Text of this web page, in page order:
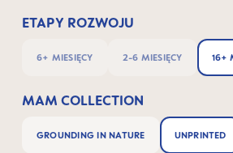
ETAPY ROZWOJU
6+ MIESIĘCY 2-6 MIESIĘCY 16+
MAM COLLECTION
GROUNDING IN NATURE UNPRINTED